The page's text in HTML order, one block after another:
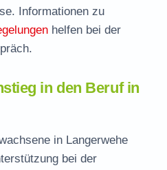
Informationen zu
helfen bei der
in den Beruf in
in Langerwehe
bei der